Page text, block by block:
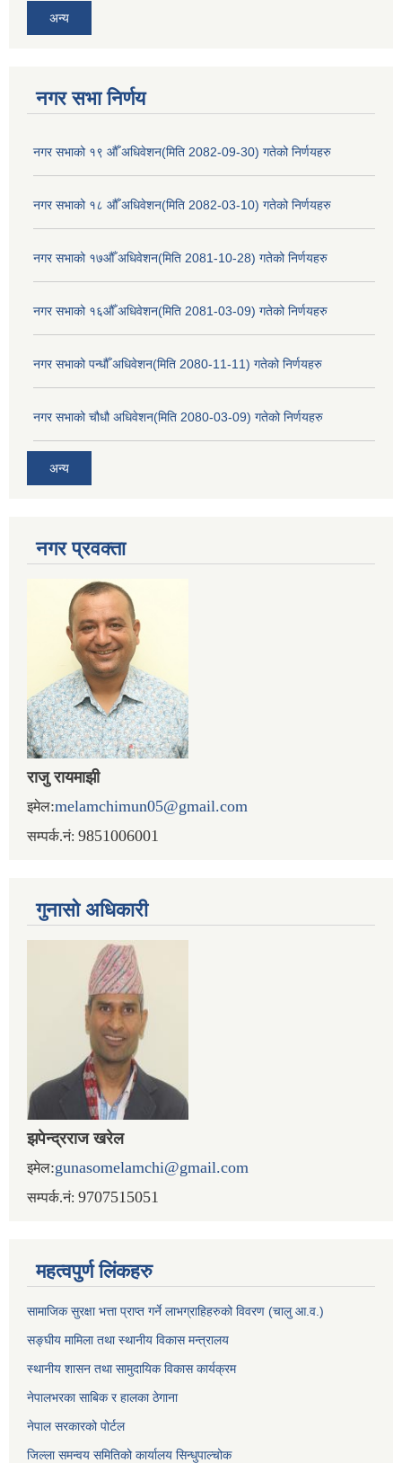
अन्य
नगर सभा निर्णय
नगर सभाको १९ औँ अधिवेशन(मिति 2082-09-30) गतेको निर्णयहरु
नगर सभाको १८ औँ अधिवेशन(मिति 2082-03-10) गतेको निर्णयहरु
नगर सभाको १७औँ अधिवेशन(मिति 2081-10-28) गतेको निर्णयहरु
नगर सभाको १६औँ अधिवेशन(मिति 2081-03-09) गतेको निर्णयहरु
नगर सभाको पन्धौँ अधिवेशन(मिति 2080-11-11) गतेको निर्णयहरु
नगर सभाको चौधौ अधिवेशन(मिति 2080-03-09) गतेको निर्णयहरु
अन्य
नगर प्रव‌क्ता
राजु रायमाझी
इमेल:melamchimun05@gmail.com
सम्पर्क.नं: 9851006001
गुनासो अधिकारी
झपेन्द्रराज खरेल
इमेल:gunasomelamchi@gmail.com
सम्पर्क.नं: 9707515051
महत्वपुर्ण लिंकहरु
सामाजिक सुरक्षा भत्ता प्राप्त गर्ने लाभग्राहिहरुको विवरण (चालु आ.व.)
सङ्घीय मामिला तथा स्थानीय विकास मन्त्रालय
स्थानीय शासन तथा सामुदायिक विकास कार्यक्रम
नेपालभरका साबिक र हालका ठेगाना
नेपाल सरकारको पोर्टल
जिल्ला समन्वय समितिको कार्यालय सिन्धुपाल्चोक